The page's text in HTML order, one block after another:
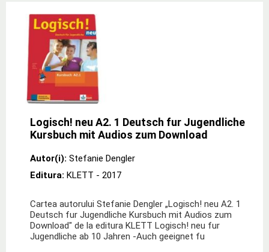
Logisch! neu A2. 1 Deutsch fur Jugendliche
Kursbuch mit Audios zum Download
Autor(i): Stefanie Dengler
Editura: KLETT - 2017
Cartea autorului Stefanie Dengler „Logisch! neu A2. 1
Deutsch fur Jugendliche Kursbuch mit Audios zum
Download" de la editura KLETT Logisch! neu fur
Jugendliche ab 10 Jahren -Auch geeignet fu